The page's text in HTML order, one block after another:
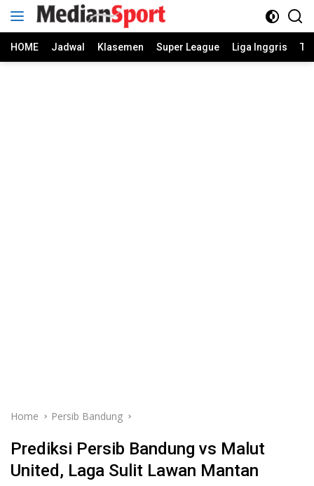
HOME Jadwal Klasemen Super League Liga Inggris
Home Persib Bandung
Prediksi Persib Bandung vs Malut
United, Laga Sulit Lawan Mantan